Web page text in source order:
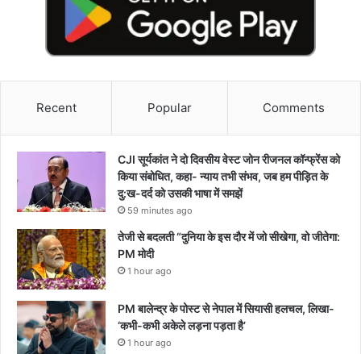
Recent Popular Comments
CJI सूर्यकांत ने दो दिवसीय वेस्ट जोन रीजनल कॉन्फ्रेंस को
किया संबोधित, कहा- न्याय तभी संभव, जब हम पीड़ित के
दु:ख-दर्द को उसकी भाषा में समझें
59 minutes ago
तेजी से बदलती “दुनिया के इस दौर में जो सीखेगा, वो जीतेगा:
PM मोदी
1 hour ago
PM बालेन्द्र के पोस्ट से नेपाल में सियासी हलचल, लिखा-
‘कभी-कभी अकेले लड़ना पड़ता है’
1 hour ago